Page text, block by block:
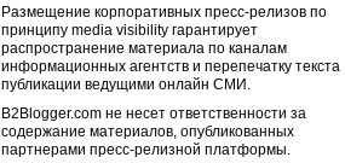
Размещение корпоративных пресс-релизов по
принципу media visibility гарантирует
распространение материала по каналам
информационных агентств и перепечатку текста
публикации ведущими онлайн СМИ.
B2Blogger.com не несет ответственности за
содержание материалов, опубликованных
партнерами пресс-релизной платформы.